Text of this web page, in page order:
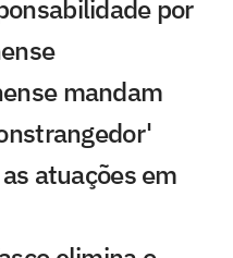
por
mandam
atuações em